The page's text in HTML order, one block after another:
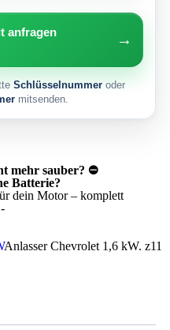
anfragen →
Schlüsselnummeroder
mitsenden.
mehr sauber? ⛔
Batterie?
dein Motor – komplett
Anlasser Chevrolet 1,6 kW. z11